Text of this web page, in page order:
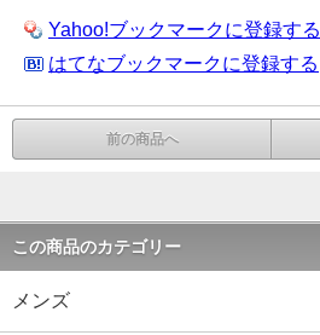
Yahoo!ブックマークに登録する
はてなブックマークに登録する
前の商品へ
この商品のカテゴリー
メンズ